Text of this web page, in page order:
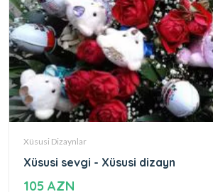
Xüsusi Dizaynlar
Xüsusi sevgi - Xüsusi dizayn
105 AZN